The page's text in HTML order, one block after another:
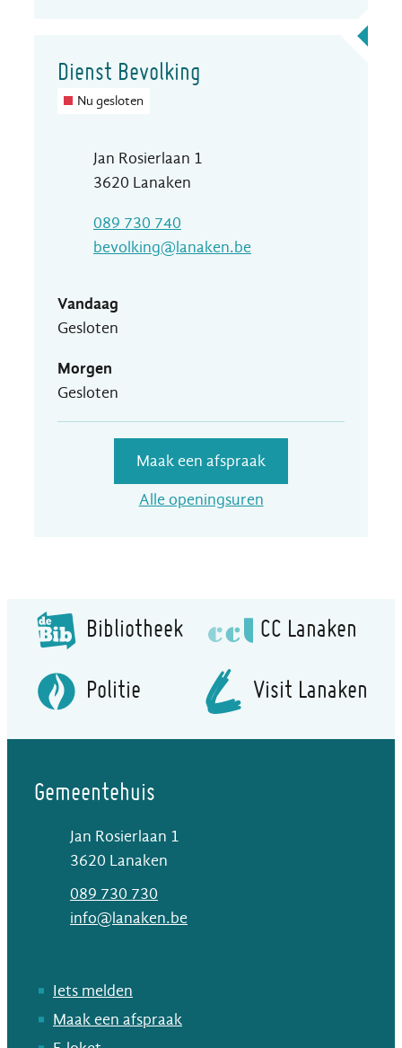
Dienst Bevolking
Nu gesloten
AdresJan Rosierlaan 1
,3620 Lanaken
089 730 740
E-mailbevolking@lanaken.be
Vandaag
Gesloten
Morgen
Gesloten
Maak een afspraak
Alle openingsurenDienst Bevolking
Bibliotheek CC Lanaken
Politie Visit Lanaken
Gemeentehuis
Jan Rosierlaan 1
,3620 Lanaken
089 730 730
E-mailinfo@lanaken.be
Iets melden
Maak een afspraak